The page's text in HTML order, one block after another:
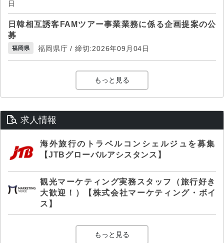
日
日韓相互誘客FAMツアー事業業務に係る企画提案の公
募
福岡県 福岡県庁 / 締切:2026年09月04日
もっと見る
求人情報
海外旅行のトラベルコンシェルジュを募集
【JTBグローバルアシスタンス】
観光マーケティング実務スタッフ（旅行好き
大歓迎！）【株式会社マーケティング・ボイ
ス】
もっと見る